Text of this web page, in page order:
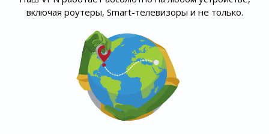
включая роутеры, Smart-телевизоры и не только.